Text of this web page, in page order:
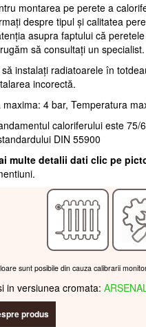
montarea pe perete a
despre tipul și calitatea
asupra faptului că
să consultați un specialist.
instalați radiatoarele în
incorectă.
maxima: 4 bar, Temperatura
caloriferului este
DIN 55900
multe detalii dati clic pe
sunt posibile din cauza calibrarii
in versiunea cromata:
produs